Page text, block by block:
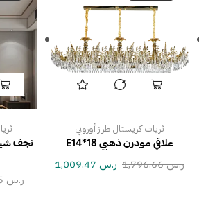
ثريات كريستال طراز أوروبي
علاقي مودرن ذهبي E14*18
ر.س1,796.66 ر.س
نجف
ر.س247.15